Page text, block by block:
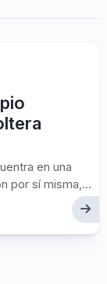
en una
por sí misma,...